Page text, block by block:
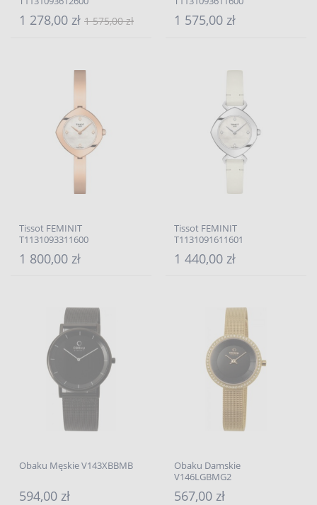
1 278,00 zł 1 575,00 zł 1 575,00 zł
Tissot FEMINIT
T1131093311600
1 800,00 zł
Tissot FEMINIT
T1131091611601
1 440,00 zł
Obaku Męskie V143XBBMB
594,00 zł
Obaku Damskie
V146LGBMG2
567,00 zł